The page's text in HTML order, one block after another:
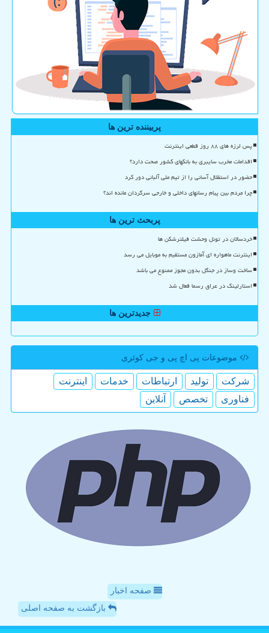
پربیننده ترین ها
پس لرزه های ۸۸ روز قطعی اینترنت
اقدامات مخرب سایبری به بانکهای کشور صحت دارد؟
حضور در استقلال آسانی را از تیم ملی آلبانی دور کرد
چرا مردم بین پیام رسانهای داخلی و خارجی سرگردان مانده اند؟
پربحث ترین ها
خردسالان در تونل وحشت فیلترشکن ها
اینترنت ماهواره ای آمازون مستقیم به موبایل می رسد
ساخت وساز در جنگل بدون مجوز ممنوع می باشد
استارلینک در عراق رسما فعال شد
جدیدترین ها
موضوعات پی اچ پی و جی كوئری
شركت تولید ارتباطات خدمات
اینترنت
فناوری
تخصص آنلاین
صفحه اخبار
بازگشت به صفحه اصلی